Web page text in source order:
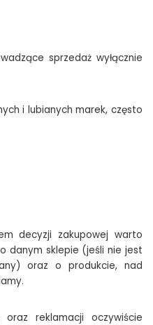
sprzedaż wyłącznie
i lubianych marek, często
decyzji zakupowej warto
danym sklepie (jeśli nie jest
oraz o produkcie, nad
reklamacji oczywiście